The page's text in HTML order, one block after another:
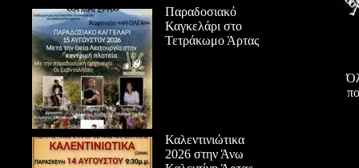
Παραδοσιακό
Καγκελάρι στο
Τετράκωμο Άρτας
Καλεντινιώτικα
2026 στην Άνω